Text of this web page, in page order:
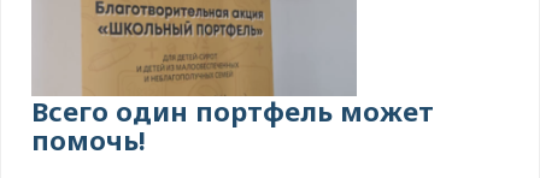
Всего один портфель может
помочь!